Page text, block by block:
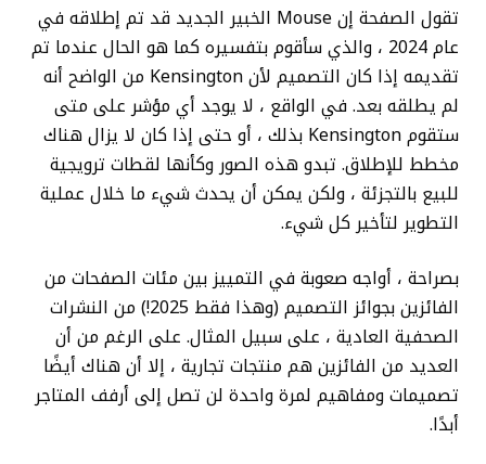
تقول الصفحة إن Mouse الخبير الجديد قد تم إطلاقه في
عام 2024 ، والذي سأقوم بتفسيره كما هو الحال عندما تم
تقديمه إذا كان التصميم لأن Kensington من الواضح أنه
لم يطلقه بعد. في الواقع ، لا يوجد أي مؤشر على متى
ستقوم Kensington بذلك ، أو حتى إذا كان لا يزال هناك
مخطط للإطلاق. تبدو هذه الصور وكأنها لقطات ترويجية
للبيع بالتجزئة ، ولكن يمكن أن يحدث شيء ما خلال عملية
التطوير لتأخير كل شيء.
بصراحة ، أواجه صعوبة في التمييز بين مئات الصفحات من
الفائزين بجوائز التصميم (وهذا فقط 2025!) من النشرات
الصحفية العادية ، على سبيل المثال. على الرغم من أن
العديد من الفائزين هم منتجات تجارية ، إلا أن هناك أيضًا
تصميمات ومفاهيم لمرة واحدة لن تصل إلى أرفف المتاجر
أبدًا.